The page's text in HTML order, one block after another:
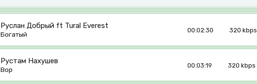
Руслан Добрый ft Tural Everest
Богатый
00:02:30 320 kbps
Рустам Нахушев
Вор
00:03:19 320 kbps